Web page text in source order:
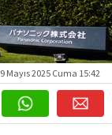
9 Mayıs 2025 Cuma 15:42